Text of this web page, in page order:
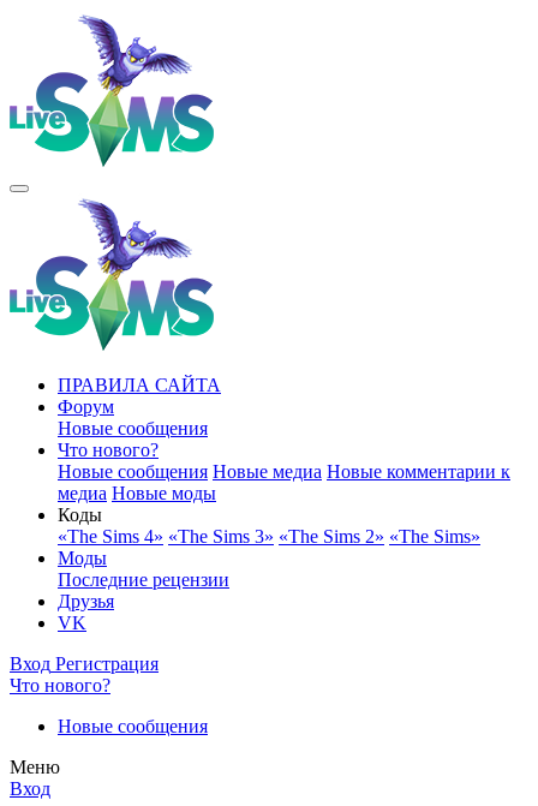
ПРАВИЛА САЙТА
Форум
Новые сообщения
Что нового?
Новые сообщения Новые медиа Новые комментарии к
медиа Новые моды
Коды
«The Sims 4» «The Sims 3» «The Sims 2» «The Sims»
Моды
Последние рецензии
Друзья
VK
Вход Регистрация
Что нового?
Новые сообщения
Меню
Вход